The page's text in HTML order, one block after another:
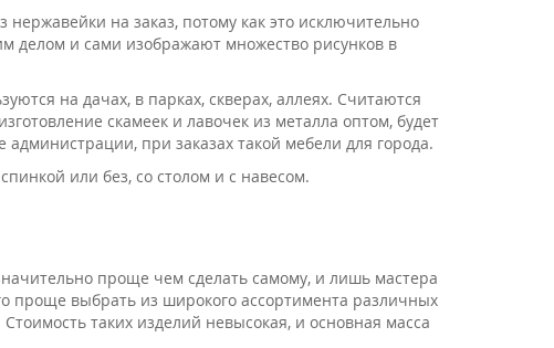
на заказ, потому как это исключительно
делом и сами изображают множество рисунков в
на дачах, в парках, скверах, аллеях. Считаются
скамеек и лавочек из металла оптом, будет
при заказах такой мебели для города.
или без, со столом и с навесом.
проще чем сделать самому, и лишь мастера
проще выбрать из широкого ассортимента различных
таких изделий невысокая, и основная масса